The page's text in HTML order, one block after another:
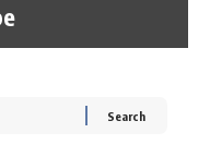
रोज एक कच्चे लहसुन